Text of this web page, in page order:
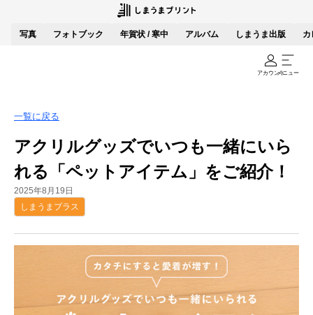
写真 フォトブック 年賀状 / 寒中 アルバム しまうま出版 カ
アカウントメニュー
一覧に戻る
アクリルグッズでいつも一緒にいら
れる「ペットアイテム」をご紹介！
2025年8月19日
しまうまプラス